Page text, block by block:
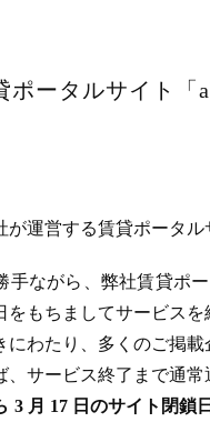
ポータルサイト「
が運営する賃貸ポータル
手ながら、弊社賃貸ポ
をもちましてサービス
にわたり、多くのご掲
、サービス終了まで通
3 月 17 日のサイト閉